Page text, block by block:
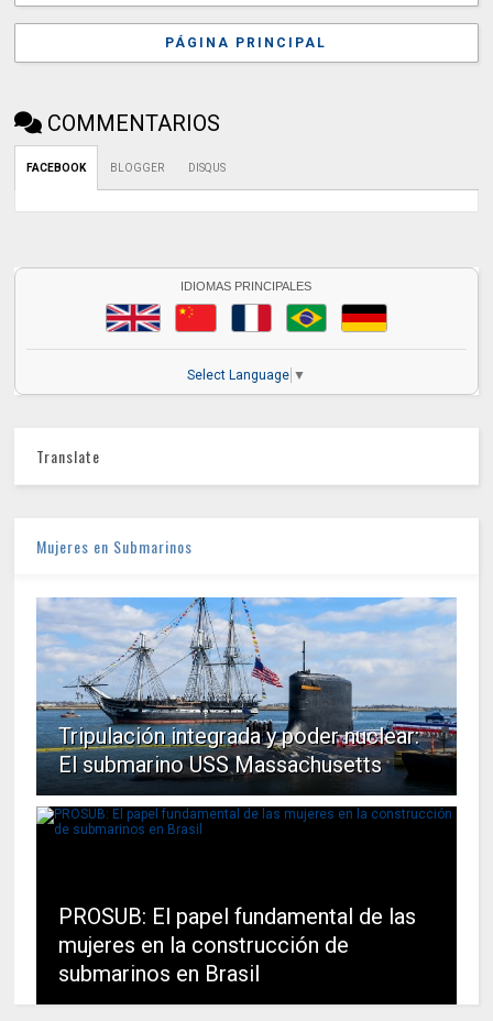
PÁGINA PRINCIPAL
COMMENTARIOS
FACEBOOK BLOGGER DISQUS
IDIOMAS PRINCIPALES
Select Language ▼
Translate
Mujeres en Submarinos
Tripulación integrada y poder nuclear:
El submarino USS Massachusetts
PROSUB: El papel fundamental de las
mujeres en la construcción de
submarinos en Brasil